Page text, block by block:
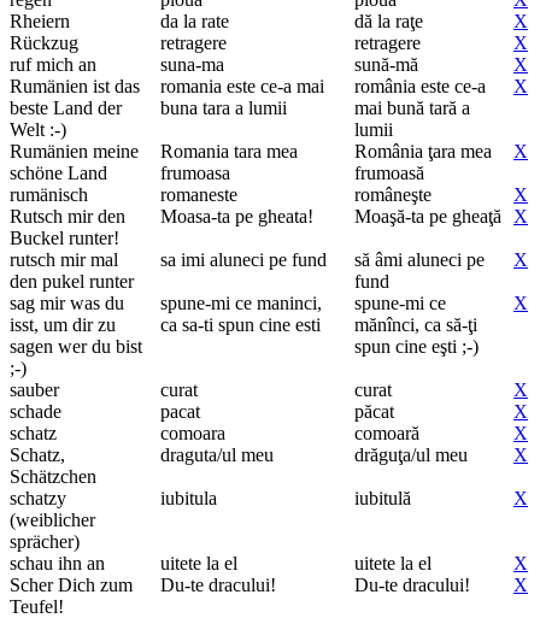
Rheiern
da la rate dă la raţe
X
Rückzug
retragere retragere
X
ruf mich an
suna-ma sună-mă
X
Rumänien ist das
beste Land der
Welt :-)
romania este ce-a mai
buna tara a lumii
românia este ce-a
mai bună tară a
lumii
X
Rumänien meine
schöne Land
Romania tara mea
frumoasa
România ţara mea
frumoasă
X
rumänisch romaneste româneşte
X
Rutsch mir den
Buckel runter!
Moasa-ta pe gheata! Moaşă-ta pe gheaţă X
rutsch mir mal
den pukel runter
sa imi aluneci pe fund
să âmi aluneci pe
fund
X
sag mir was du
isst, um dir zu
sagen wer du bist
;-)
spune-mi ce maninci,
ca sa-ti spun cine esti
spune-mi ce
mănînci, ca să-ţi
spun cine eşti ;-)
X
sauber curat curat
X
schade
pacat păcat
X
schatz
comoara comoară
X
Schatz,
Schätzchen
draguta/ul meu drăguţa/ul meu X
schatzy
(weiblicher
sprächer)
iubitula iubitulă X
schau ihn an uitete la el uitete la el
X
Scher Dich zum
Teufel!
Du-te dracului! Du-te dracului! X